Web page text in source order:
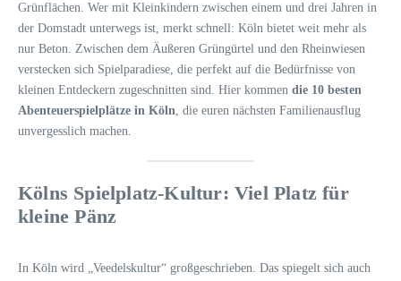
Grünflächen. Wer mit Kleinkindern zwischen einem und drei Jahren in
der Domstadt unterwegs ist, merkt schnell: Köln bietet weit mehr als
nur Beton. Zwischen dem Äußeren Grüngürtel und den Rheinwiesen
verstecken sich Spielparadiese, die perfekt auf die Bedürfnisse von
kleinen Entdeckern zugeschnitten sind. Hier kommen die 10 besten
Abenteuerspielplätze in Köln, die euren nächsten Familienausflug
unvergesslich machen.
Kölns Spielplatz-Kultur: Viel Platz für
kleine Pänz
In Köln wird „Veedelskultur“ großgeschrieben. Das spiegelt sich auch